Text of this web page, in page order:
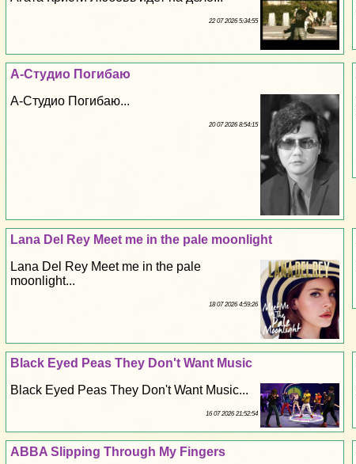
22 07 2026 5:34:55
А-Студио Погибаю
А-Студио Погибаю...
20 07 2026 8:54:15
Lana Del Rey Meet me in the pale moonlight
Lana Del Rey Meet me in the pale
moonlight...
18 07 2026 4:59:26
Black Eyed Peas They Don't Want Music
Black Eyed Peas They Don't Want Music...
16 07 2026 21:52:54
ABBA Slipping Through My Fingers